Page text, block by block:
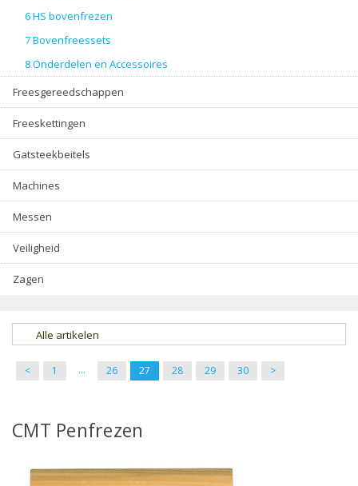
6 HS bovenfrezen
7 Bovenfreessets
8 Onderdelen en Accessoires
Freesgereedschappen
Freeskettingen
Gatsteekbeitels
Machines
Messen
Veiligheid
Zagen
Alle artikelen
< 1 ... 26 27 28 29 30 >
CMT Penfrezen